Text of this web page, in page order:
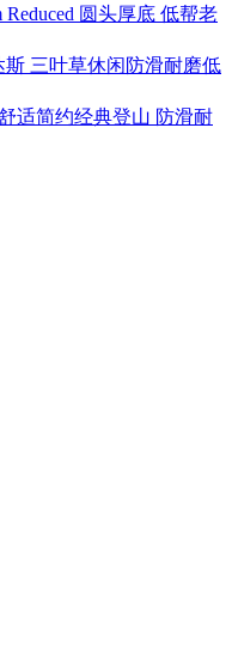
Reduced 圆头厚底 低帮老
斯 三叶草休闲防滑耐磨低
适简约经典登山 防滑耐